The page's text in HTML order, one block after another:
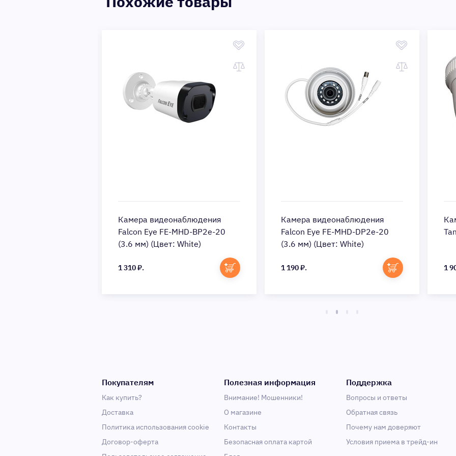
Камера видеонаблюдения
Falcon Eye FE-MHD-BP2e-20
(3.6 мм) (Цвет: White)
1 310 ₽.
Камера видеонаблюдения
Falcon Eye FE-MHD-DP2e-20
(3.6 мм) (Цвет: White)
1 190 ₽. 1
Покупателям
Как купить?
Доставка
Политика использования cookie
Договор-оферта
Полезная информация
Внимание! Мошенники!
О магазине
Контакты
Безопасная оплата картой
Поддержка
Вопросы и ответы
Обратная связь
Почему нам доверяют
Условия приема в трейд-ин